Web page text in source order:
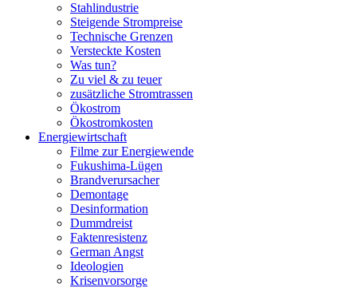
Stahlindustrie
Steigende Strompreise
Technische Grenzen
Versteckte Kosten
Was tun?
Zu viel & zu teuer
zusätzliche Stromtrassen
Ökostrom
Ökostromkosten
Energiewirtschaft
Filme zur Energiewende
Fukushima-Lügen
Brandverursacher
Demontage
Desinformation
Dummdreist
Faktenresistenz
German Angst
Ideologien
Krisenvorsorge